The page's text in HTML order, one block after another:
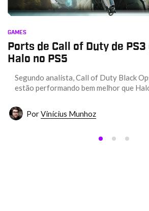
GAMES
Ports de Call of Duty de PS3
Halo no PS5
Segundo analista, Call of Duty Black
estão performando bem melhor que
PorVinícius Munhoz